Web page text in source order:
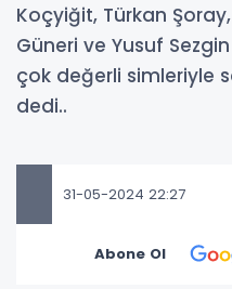
Koçyiğit, Türkan
Güneri ve Yusuf
çok değerli simleriyle
dedi..
31-05-2024 22:27
Abone Ol